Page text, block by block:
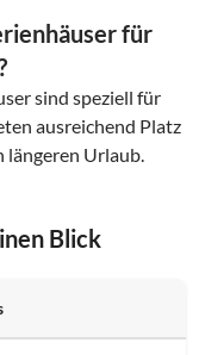
für
sind speziell für
ausreichend Platz
längeren Urlaub.
Blick